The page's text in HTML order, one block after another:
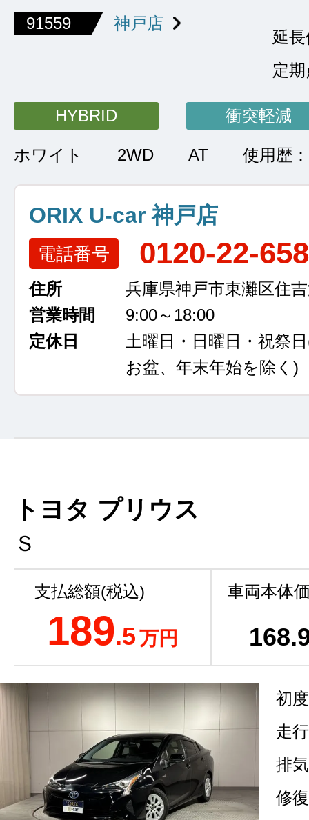
91559 神戸店
延
定
HYBRID 衝突軽減
ホワイト 2WD AT 使用歴
ORIX U-car 神戸店
電話番号 0120-22-
住所
兵庫県神戸市東灘区住
営業時間
9:00～18:00
定休日
土曜日・日曜日・祝祭日
お盆、年末年始を除く)
トヨタ プリウス
Ｓ
支払総額(税込)
189.5万円
車両本体
168
初
走
排
修